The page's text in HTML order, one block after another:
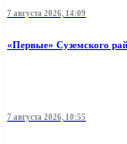
7 августа 2026, 14:09
«Первые» Суземского
7 августа 2026, 10:55